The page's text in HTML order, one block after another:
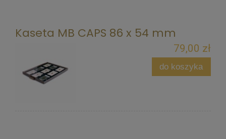
Kaseta MB CAPS 86 x 54 mm
79,00 zł
do koszyka